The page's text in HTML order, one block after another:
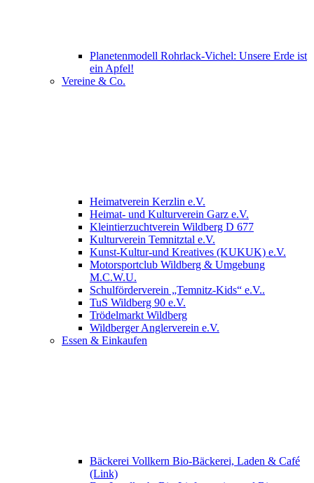
Planetenmodell Rohrlack-Vichel: Unsere Erde ist
ein Apfel!
Vereine & Co.
Heimatverein Kerzlin e.V.
Heimat- und Kulturverein Garz e.V.
Kleintierzuchtverein Wildberg D 677
Kulturverein Temnitztal e.V.
Kunst-Kultur-und Kreatives (KUKUK) e.V.
Motorsportclub Wildberg & Umgebung
M.C.W.U.
Schulförderverein „Temnitz-Kids“ e.V..
TuS Wildberg 90 e.V.
Trödelmarkt Wildberg
Wildberger Anglerverein e.V.
Essen & Einkaufen
Bäckerei Vollkern Bio-Bäckerei, Laden & Café
(Link)